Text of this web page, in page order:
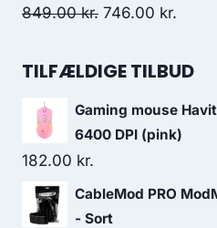
559.00
849.00kr. Original
was:
746.00 kr.
is:
TILFÆLDIGE TILBUD
Gaming mouse
6400 DPI (pink)
182.00 kr.
CableMod PRO
- Sort